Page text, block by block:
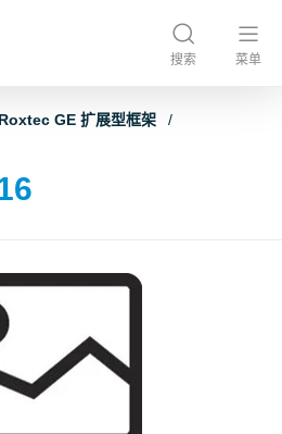
搜索 菜单
Roxtec GE 扩展型框架